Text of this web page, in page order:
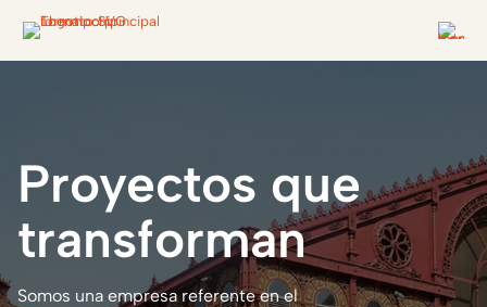
Proyectos que
transforman
Somos una empresa referente en el